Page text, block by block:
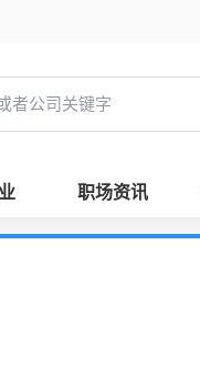
职场资讯